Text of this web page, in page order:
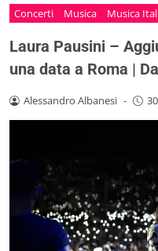
Concerti Musica Musica
Laura Pausini –
una data a Roma |
Alessandro Albanesi -